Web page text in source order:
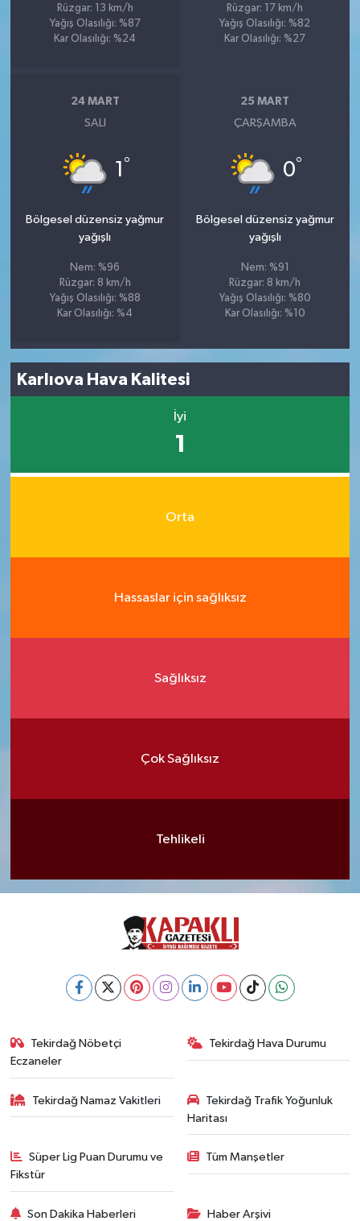
Rüzgar: 13 km/h
Yağış Olasılığı: %87
Kar Olasılığı: %24
Rüzgar: 17 km/h
Yağış Olasılığı: %82
Kar Olasılığı: %27
24 MART
SALI
1 °
Bölgesel düzensiz yağmur
yağışlı
Nem: %96
Rüzgar: 8 km/h
Yağış Olasılığı: %88
Kar Olasılığı: %4
25 MART
ÇARŞAMBA
0°
Bölgesel düzensiz yağmur
yağışlı
Nem: %91
Rüzgar: 8 km/h
Yağış Olasılığı: %80
Kar Olasılığı: %10
Karlıova Hava Kalitesi
İyi
1
Orta
Hassaslar için sağlıksız
Sağlıksız
Çok Sağlıksız
Tehlikeli
Tekirdağ Nöbetçi
Eczaneler
Tekirdağ Hava Durumu
Tekirdağ Namaz Vakitleri
Tekirdağ Trafik Yoğunluk
Haritası
Süper Lig Puan Durumu ve
Fikstür
Tüm Manşetler
Son Dakika Haberleri Haber Arşivi